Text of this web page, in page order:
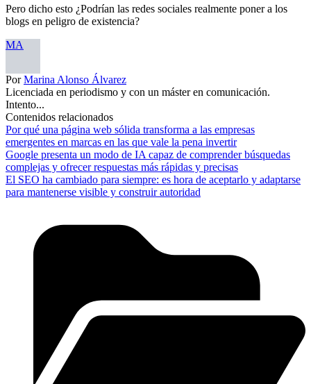
Pero dicho esto ¿Podrían las redes sociales realmente poner a los
blogs en peligro de existencia?
MA
PorMarina Alonso Álvarez
Licenciada en periodismo y con un máster en comunicación.
Intento...
Contenidos relacionados
Por qué una página web sólida transforma a las empresas
emergentes en marcas en las que vale la pena invertir
Google presenta un modo de IA capaz de comprender búsquedas
complejas y ofrecer respuestas más rápidas y precisas
El SEO ha cambiado para siempre: es hora de aceptarlo y adaptarse
para mantenerse visible y construir autoridad